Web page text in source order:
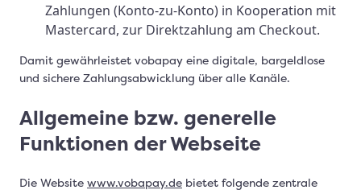
Zahlungen (Konto-zu-Konto) in Kooperation mit
Mastercard, zur Direktzahlung am Checkout.
Damit gewährleistet vobapay eine digitale, bargeldlose
und sichere Zahlungsabwicklung über alle Kanäle.
Allgemeine bzw. generelle
Funktionen der Webseite
Die Website www.vobapay.de bietet folgende zentrale